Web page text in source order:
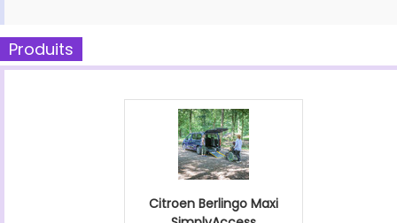
Produits
Citroen Berlingo Maxi